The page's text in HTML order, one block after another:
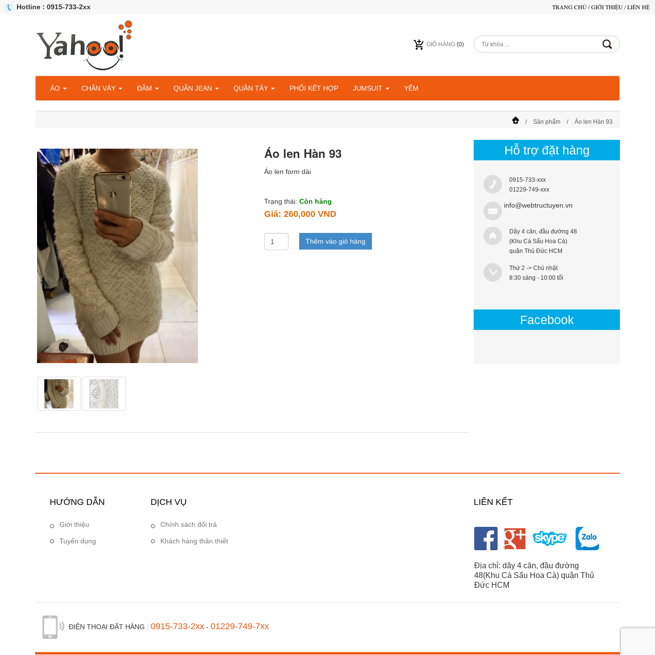
Hotline : 0915-733-2xx TRANG CHỦ/GIỚI THIỆU/LIÊN HỆ
GIỎ HÀNG (0)
ÁO CHÂN VÁY ĐẦM QUẦN JEAN QUẦN TÂY PHỐI KẾT HỢP JUMSUIT YẾM
Sản phẩm Áo len Hàn 93
Áo len Hàn 93
Áo len form dài
Trạng thái: Còn hàng
Giá: 260,000 VND
Thêm vào giỏ hàng
Hỗ trợ đặt hàng
0915-733-xxx
01229-749-xxx
info@webtructuyen.vn
Dãy 4 căn, đầu đường 48
(Khu Cá Sấu Hoa Cà)
quận Thủ Đức HCM
Thứ 2 -> Chủ nhật
8:30 sáng - 10:00 tối
Facebook
HƯỚNG DẪN
Giới thiệu
Tuyển dụng
DỊCH VỤ
Chính sách đổi trả
Khách hàng thân thiết
LIÊN KẾT
Địa chỉ: dãy 4 căn, đầu đường
48(Khu Cá Sấu Hoa Cà) quận Thủ
Đức HCM
ĐIỆN THOẠI ĐẶT HÀNG : 0915-733-2xx - 01229-749-7xx